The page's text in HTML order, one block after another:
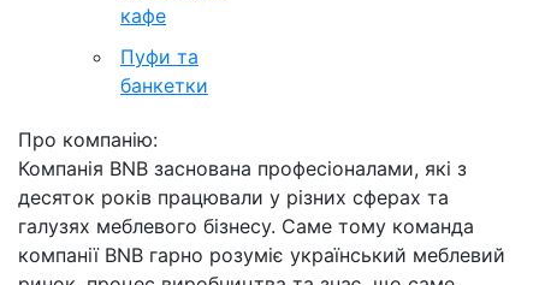
кафе
Пуфи та
банкетки
Про компанію:
Компанія BNB заснована професіоналами, які з
десяток років працювали у різних сферах та
галузях меблевого бізнесу. Саме тому команда
компанії BNB гарно розуміє український меблевий